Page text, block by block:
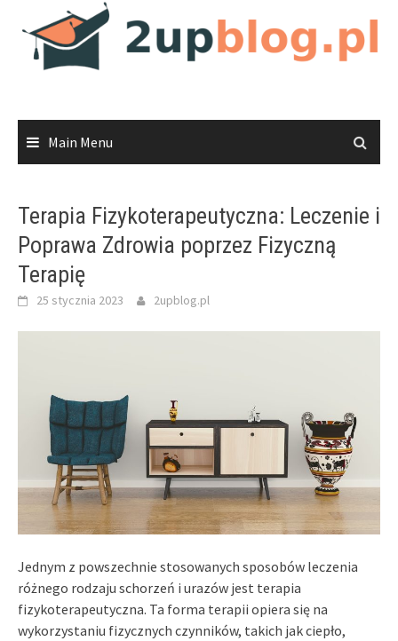
content
Main Menu
Terapia Fizykoterapeutyczna: Leczenie i
Poprawa Zdrowia poprzez Fizyczną
Terapię
25 stycznia 2023 2upblog.pl
Jednym z powszechnie stosowanych sposobów leczenia
różnego rodzaju schorzeń i urazów jest terapia
fizykoterapeutyczna. Ta forma terapii opiera się na
wykorzystaniu fizycznych czynników, takich jak ciepło,